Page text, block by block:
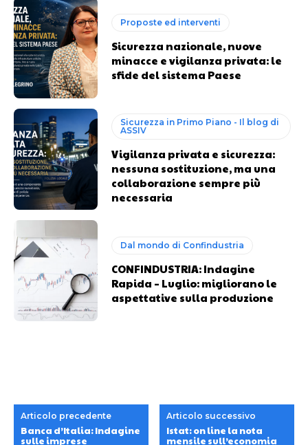
Proposte ed interventi
Sicurezza nazionale, nuove
minacce e vigilanza privata: le
sfide del sistema Paese
Sicurezza in Primo Piano - Il blog di
ASSIV
Vigilanza privata e sicurezza:
nessuna sostituzione, ma una
collaborazione sempre più
necessaria
Dal mondo di Confindustria
CONFINDUSTRIA: Indagine
Rapida – Luglio: migliorano le
aspettative sulla produzione
Articolo precedente
Banca d’Italia: Indagine
sulle imprese
Articolo successivo
Istat: on line la nota
mensile sull’economia